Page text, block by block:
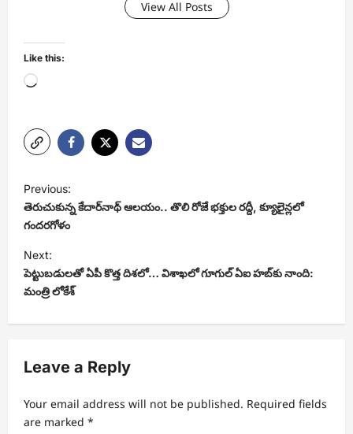
View All Posts
Like this:
Loading…
o
s
t
n
a
v
g
a
t
Previous:
తెరుచుకున్న కేదార్‌నాథ్ ఆలయం.. తొలి రోజే భక్తుల రద్దీ, క్యూలైన్లలో
గందరగోళం
Next:
పెట్టుబడులతో ఏపీ కొత్త దిశలో… విశాఖలో గూగుల్ ఏఐ హబ్‌కు నాంది:
మంత్రి లోకేశ్
Leave a Reply
Your email address will not be published. Required fields
are marked *